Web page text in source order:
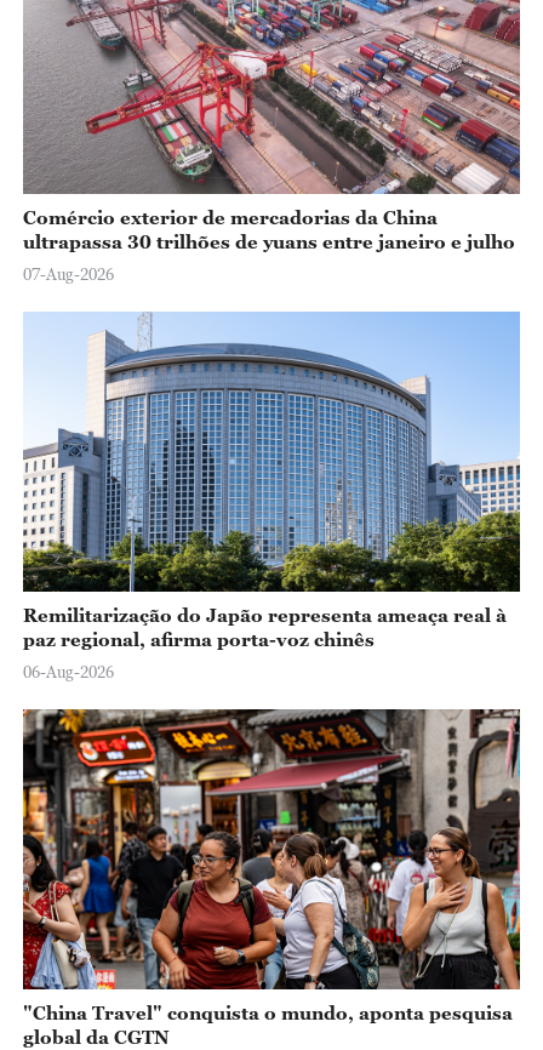
Comércio exterior de mercadorias da China
ultrapassa 30 trilhões de yuans entre janeiro e julho
07-Aug-2026
Remilitarização do Japão representa ameaça real à
paz regional, afirma porta-voz chinês
06-Aug-2026
"China Travel" conquista o mundo, aponta pesquisa
global da CGTN